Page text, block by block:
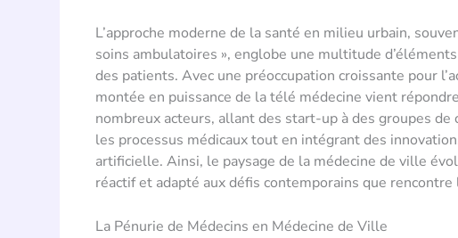
L’approche moderne de la santé en milieu urbain,
soins ambulatoires », englobe une multitude
des patients. Avec une préoccupation croissante pour
montée en puissance de la télé médecine vient
nombreux acteurs, allant des start-up à des groupes
les processus médicaux tout en intégrant des
artificielle. Ainsi, le paysage de la médecine de ville
réactif et adapté aux défis contemporains que
La Pénurie de Médecins en Médecine de Ville